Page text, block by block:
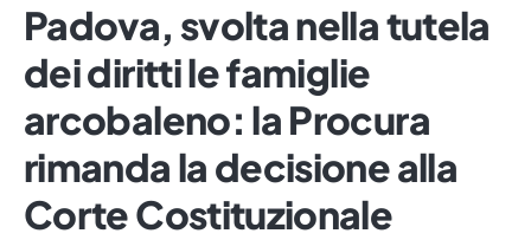
Padova, svolta nella tutela
dei diritti le famiglie
arcobaleno: la Procura
rimanda la decisione alla
Corte Costituzionale